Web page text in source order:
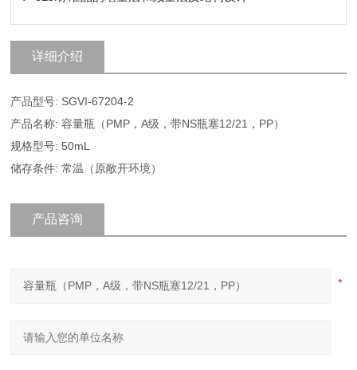
详细介绍
产品型号: SGVI-67204-2
产品名称: 容量瓶（PMP，A级，带NS瓶塞12/21，PP）
规格型号: 50mL
储存条件: 常温（原敞开环境）
产品咨询